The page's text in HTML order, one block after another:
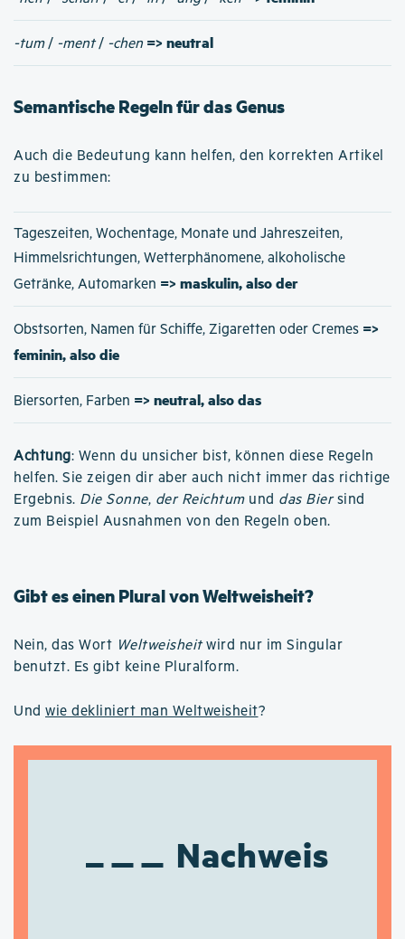
-tum/ -ment/ -chen => neutral
Semantische Regeln für das Genus
Auch die Bedeutung kann helfen, den korrekten Artikel
zu bestimmen:
Tageszeiten, Wochentage, Monate und Jahreszeiten,
Himmelsrichtungen, Wetterphänomene, alkoholische
Getränke, Automarken => maskulin, also der
Obstsorten, Namen für Schiffe, Zigaretten oder Cremes =>
feminin, also die
Biersorten, Farben => neutral, also das
Achtung: Wenn du unsicher bist, können diese Regeln
helfen. Sie zeigen dir aber auch nicht immer das richtige
Ergebnis. Die Sonne, der Reichtumund das Biersind
zum Beispiel Ausnahmen von den Regeln oben.
Gibt es einen Plural von Weltweisheit?
Nein, das Wort Weltweisheitwird nur im Singular
benutzt. Es gibt keine Pluralform.
Und wie dekliniert man Weltweisheit?
Nachweis